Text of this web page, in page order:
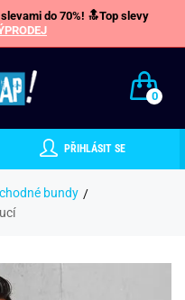
slevami do 70%! 🔝Top slevy
0
PŘIHLÁSIT SE
bundy